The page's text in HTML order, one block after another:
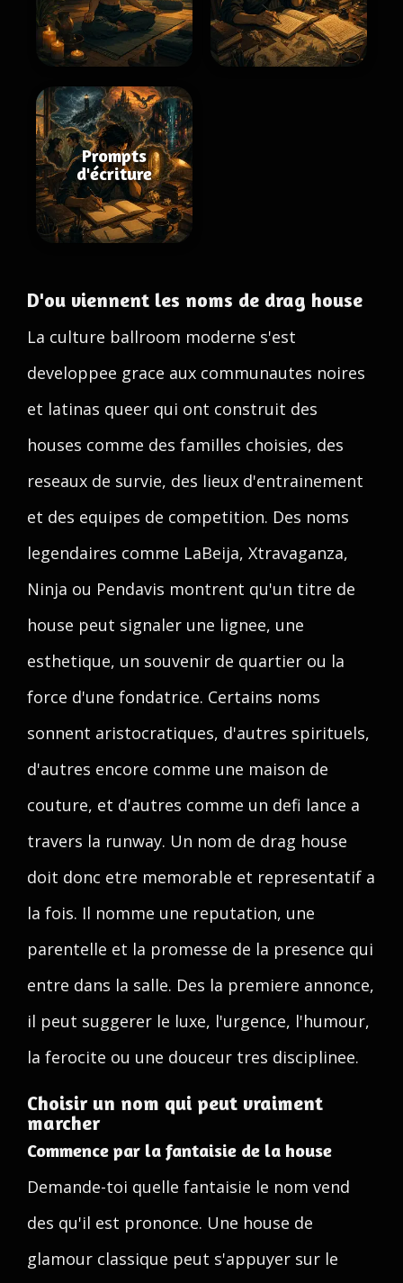
Prompts
d'écriture
D'ou viennent les noms de drag house
La culture ballroom moderne s'est
developpee grace aux communautes noires
et latinas queer qui ont construit des
houses comme des familles choisies, des
reseaux de survie, des lieux d'entrainement
et des equipes de competition. Des noms
legendaires comme LaBeija, Xtravaganza,
Ninja ou Pendavis montrent qu'un titre de
house peut signaler une lignee, une
esthetique, un souvenir de quartier ou la
force d'une fondatrice. Certains noms
sonnent aristocratiques, d'autres spirituels,
d'autres encore comme une maison de
couture, et d'autres comme un defi lance a
travers la runway. Un nom de drag house
doit donc etre memorable et representatif a
la fois. Il nomme une reputation, une
parentelle et la promesse de la presence qui
entre dans la salle. Des la premiere annonce,
il peut suggerer le luxe, l'urgence, l'humour,
la ferocite ou une douceur tres disciplinee.
Choisir un nom qui peut vraiment
marcher
Commence par la fantaisie de la house
Demande-toi quelle fantaisie le nom vend
des qu'il est prononce. Une house de
glamour classique peut s'appuyer sur le